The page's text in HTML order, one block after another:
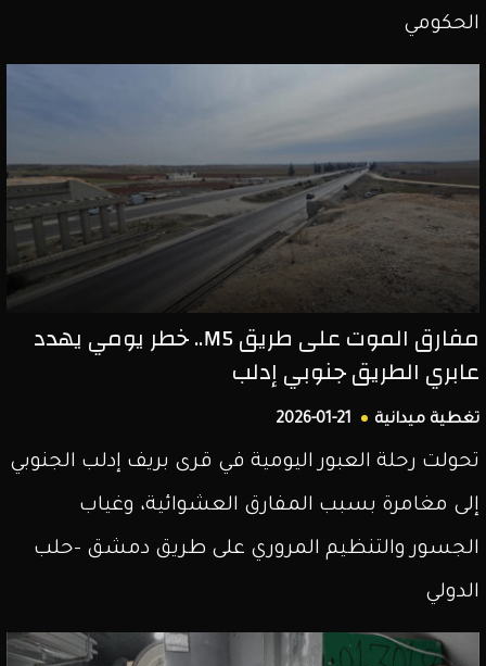
الحكومي
مفارق الموت على طريق M5.. خطر يومي يهدد
عابري الطريق جنوبي إدلب
تغطية ميدانية 2026-01-21
تحولت رحلة العبور اليومية في قرى بريف إدلب الجنوبي
إلى مغامرة بسبب المفارق العشوائية، وغياب
الجسور والتنظيم المروري على طريق دمشق -حلب
الدولي